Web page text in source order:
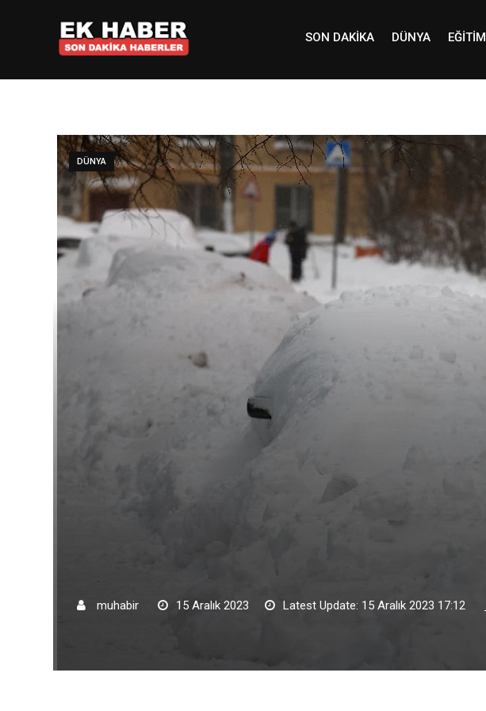
SON DAKIKA DÜNYA EĞITIM
DÜNYA
muhabir 15 Aralık 2023 Latest Update: 15 Aralık 2023 17:12